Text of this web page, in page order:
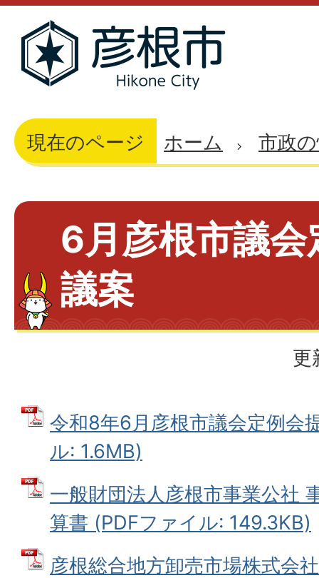
現在のページ ホーム 市政
6月彦根市議会
議案
更
令和8年6月彦根市議会定例会
ル: 1.6MB)
一般財団法人彦根市事業公社
算書 (PDFファイル: 149.3KB)
彦根総合地方卸売市場株式会